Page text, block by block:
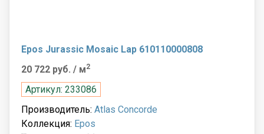
Epos Jurassic Mosaic Lap 610110000808
20 722 руб. / м2
Артикул: 233086
Производитель: Atlas Concorde
Коллекция: Epos